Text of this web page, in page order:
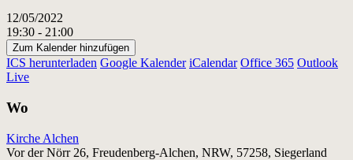
12/05/2022
19:30 - 21:00
Zum Kalender hinzufügen
ICS herunterladen Google Kalender iCalendar Office 365 Outlook
Live
Wo
Kirche Alchen
Vor der Nörr 26, Freudenberg-Alchen, NRW, 57258, Siegerland